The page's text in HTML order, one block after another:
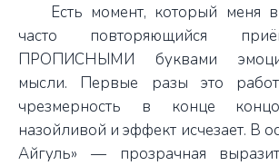
Есть момент, который меня
часто повторяющийся
ПРОПИСНЫМИ буквами
мысли. Первые разы это
чрезмерность в конце
назойливой и эффект исчезает. В
Айгуль» — прозрачная